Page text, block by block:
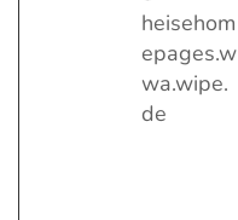
heisehom
epages.w
wa.wipe.
de